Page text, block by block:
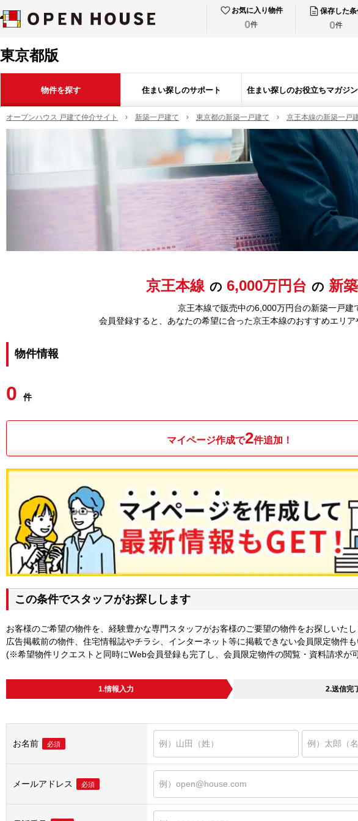
お気に入り物件
0件
保存した
0件
東京都版
物件を探す 住まい探しのサポート 住まい探しのお役立ちマガジン
オープンハウス 戸建て仲介サイト 新築一戸建て 東京都の新築一戸建て 京王本線の新築一戸
京王本線 の 6,000万円台 の 新
京王本線で販売中の6,000万円台の新築一戸建
会員登録すると、あなたの希望に合った京王本線のおすすめエリア
物件情報
0 件
マイページ作成で2件追加！
この条件でスタッフがお探しします
お客様のご希望の物件を、経験豊かな専門スタッフがお客様のご要望の物件をお探しいたし
広告掲載前の物件、住宅情報誌やチラシ、インターネット等に掲載できない会員限定物件も
(※希望物件リクエストと同時にWeb会員登録も完了し、会員限定物件の閲覧・資料請求が
1.情報入力 2.送信完
お名前 必須
メールアドレス 必須